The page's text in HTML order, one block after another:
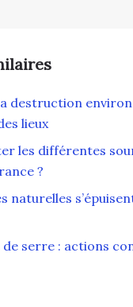
destruction
lieux
les différentes
?
naturelles
de serre : actions